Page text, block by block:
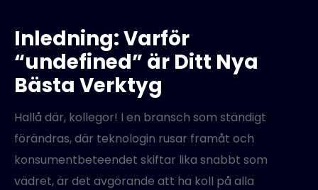
Inledning: Varför
“undefined” är Ditt Nya
Bästa Verktyg
Hallå där, kollegor! I en bransch som ständigt
förändras, där teknologin rusar framåt och
konsumentbeteendet skiftar lika snabbt som
vädret, är det avgörande att ha koll på alla